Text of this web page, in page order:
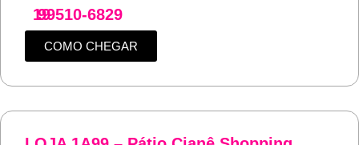
19
99510-6829
COMO CHEGAR